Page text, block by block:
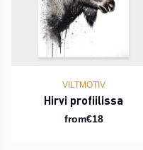
VILTMOTIV
Hirvi profiilissa
from€18